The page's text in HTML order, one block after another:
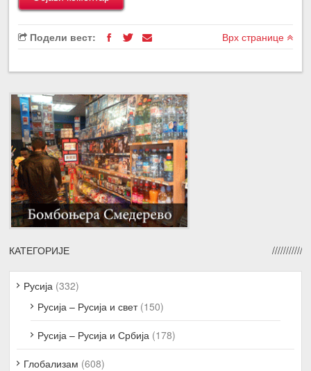
Подели вест: Врх странице
КАТЕГОРИЈЕ
Русија (332)
Русија – Русија и свет(150)
Русија – Русија и Србија (178)
Глобализам (608)